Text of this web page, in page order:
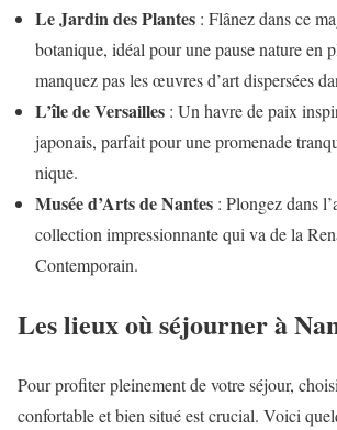
Le Jardin des Plantes : Flânez dans ce
botanique, idéal pour une pause nature en
manquez pas les œuvres d’art dispersées
L’île de Versailles : Un havre de paix
japonais, parfait pour une promenade
nique.
Musée d’Arts de Nantes : Plongez dans
collection impressionnante qui va de la
Contemporain.
Les lieux où séjourner à
Pour profiter pleinement de votre séjour,
confortable et bien situé est crucial. Voici